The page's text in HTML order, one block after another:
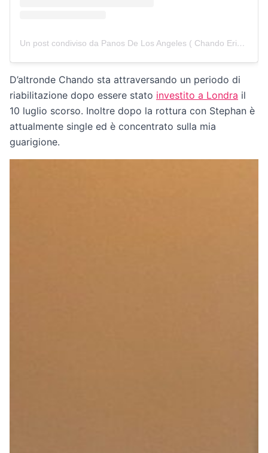
Un post condiviso da Panos De Los Angeles ( Chando Erik) (@chandoerikluna)
D’altronde Chando sta attraversando un periodo di
riabilitazione dopo essere stato investito a Londra il
10 luglio scorso. Inoltre dopo la rottura con Stephan è
attualmente single ed è concentrato sulla mia
guarigione.